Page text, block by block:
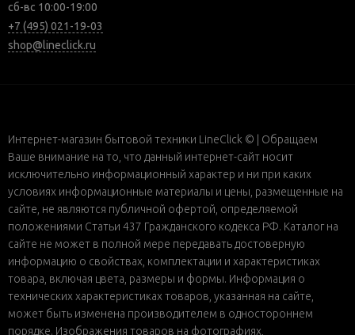
сб-вс 10:00-19:00
+7 (495) 021-19-03
shop@lineclick.ru
Интернет-магазин бытовой техники LineClick © | Обращаем
Ваше внимание на то, что данный интернет-сайт носит
исключительно информационный характер и ни при каких
условиях информационные материалы и цены, размещенные на
сайте, не являются публичной офертой, определяемой
положениями Статьи 437 Гражданского кодекса РФ. Каталог на
сайте не может в полной мере передавать достоверную
информацию о свойствах, комплектации и характеристиках
товара, включая цвета, размеры и формы. Информация о
технических характеристиках товаров, указанная на сайте,
может быть изменена производителем в одностороннем
порядке. Изображения товаров на фотографиях,